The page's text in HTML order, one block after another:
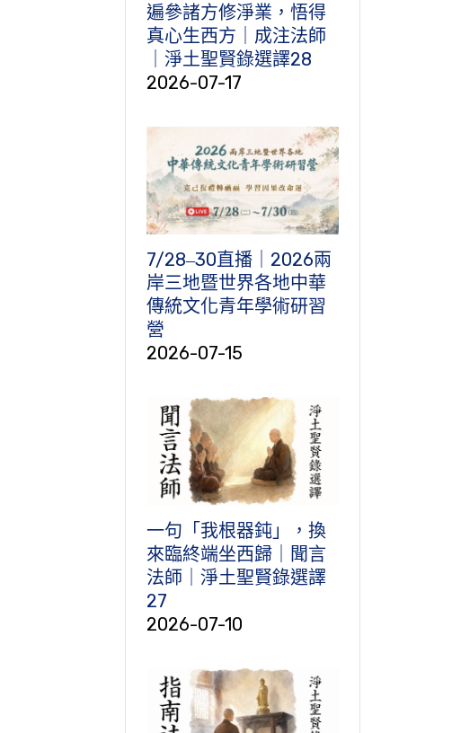
遍參諸方修淨業，悟得
真心生西方｜成注法師
｜淨土聖賢錄選譯28
2026-07-17
7/28‒30直播｜2026兩
岸三地暨世界各地中華
傳統文化青年學術研習
營
2026-07-15
一句「我根器鈍」，換
來臨終端坐西歸｜聞言
法師｜淨土聖賢錄選譯
27
2026-07-10